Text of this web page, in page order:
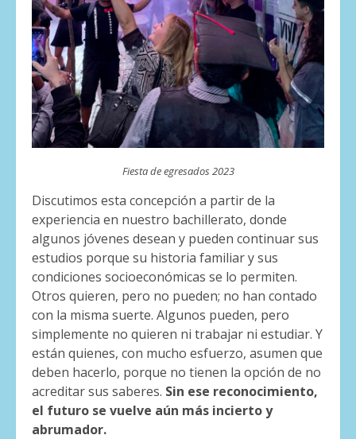
Fiesta de egresados 2023
Discutimos esta concepción a partir de la
experiencia en nuestro bachillerato, donde
algunos jóvenes desean y pueden continuar sus
estudios porque su historia familiar y sus
condiciones socioeconómicas se lo permiten.
Otros quieren, pero no pueden; no han contado
con la misma suerte. Algunos pueden, pero
simplemente no quieren ni trabajar ni estudiar. Y
están quienes, con mucho esfuerzo, asumen que
deben hacerlo, porque no tienen la opción de no
acreditar sus saberes. Sin ese reconocimiento,
el futuro se vuelve aún más incierto y
abrumador.